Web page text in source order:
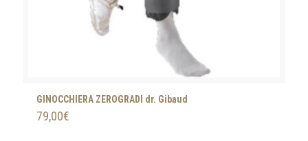
GINOCCHIERA ZEROGRADI dr. Gibaud
79,00€